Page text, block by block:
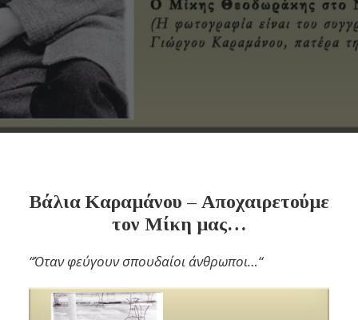
Βάλια Καραμάνου – Αποχαιρετούμε
τον Μίκη μας…
“Όταν φεύγουν σπουδαίοι άνθρωποι…“